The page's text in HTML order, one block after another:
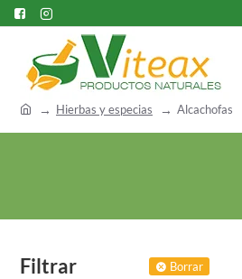
Hierbas y especias Alcachofas
Filtrar Borrar